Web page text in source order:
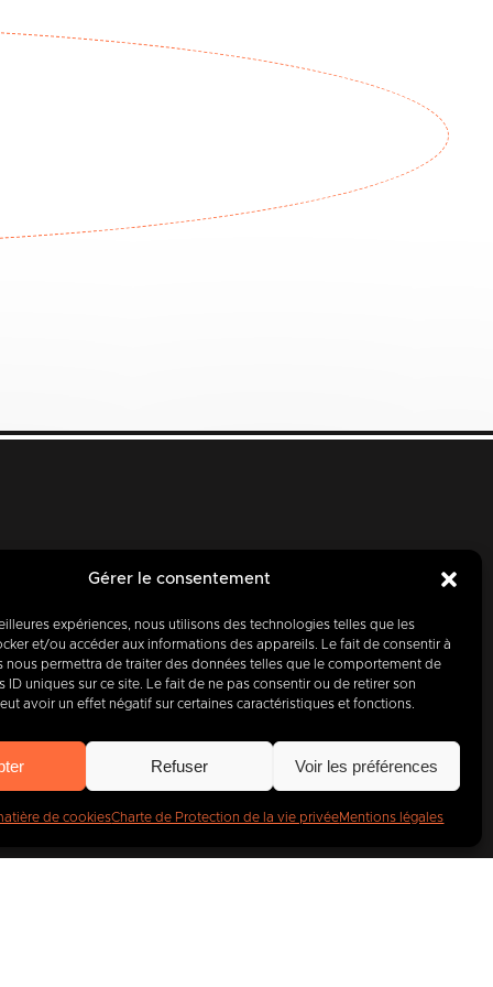
Gérer le consentement
expériences, nous utilisons des technologies telles que les
et/ou accéder aux informations des appareils. Le fait de consentir à
nous permettra de traiter des données telles que le comportement de
ID uniques sur ce site. Le fait de ne pas consentir ou de retirer son
avoir un effet négatif sur certaines caractéristiques et fonctions.
Refuser Voir les préférences
de cookiesCharte de Protection de la vie privéeMentions légales
partenaire
.